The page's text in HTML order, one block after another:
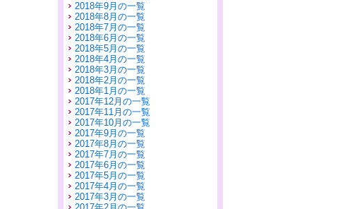
2018年9月の一覧
2018年8月の一覧
2018年7月の一覧
2018年6月の一覧
2018年5月の一覧
2018年4月の一覧
2018年3月の一覧
2018年2月の一覧
2018年1月の一覧
2017年12月の一覧
2017年11月の一覧
2017年10月の一覧
2017年9月の一覧
2017年8月の一覧
2017年7月の一覧
2017年6月の一覧
2017年5月の一覧
2017年4月の一覧
2017年3月の一覧